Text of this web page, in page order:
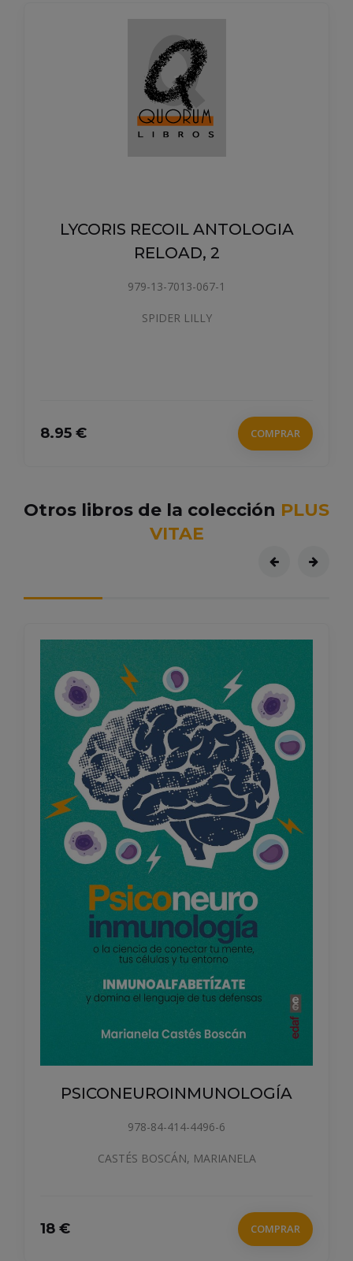
LYCORIS RECOIL ANTOLOGIA
RELOAD, 2
979-13-7013-067-1
SPIDER LILLY
8.95 € COMPRAR
Otros libros de la colección PLUS
VITAE
PSICONEUROINMUNOLOGÍA
978-84-414-4496-6
CASTÉS BOSCÁN, MARIANELA
18 € COMPRAR